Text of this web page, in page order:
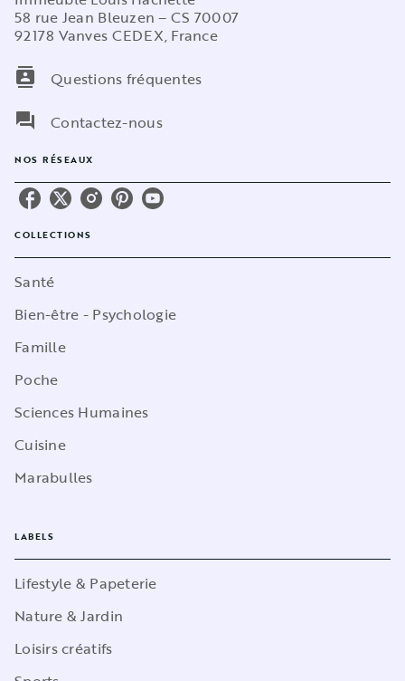
58 rue Jean Bleuzen – CS 70007
92178 Vanves CEDEX, France
contacts
Questions fréquentes
question_answer
Contactez-nous
NOS RÉSEAUX
COLLECTIONS
Santé
Bien-être - Psychologie
Famille
Poche
Sciences Humaines
Cuisine
Marabulles
LABELS
Lifestyle & Papeterie
Nature & Jardin
Loisirs créatifs